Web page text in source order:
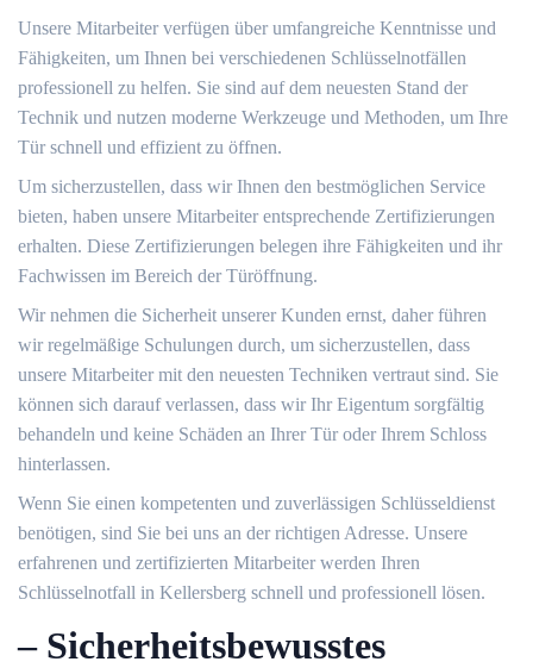
Unsere Mitarbeiter verfügen über umfangreiche Kenntnisse und
Fähigkeiten, um Ihnen bei verschiedenen Schlüsselnotfällen
professionell zu helfen. Sie sind auf dem neuesten Stand der
Technik und nutzen moderne Werkzeuge und Methoden, um Ihre
Tür schnell und effizient zu öffnen.​
Um sicherzustellen, dass wir Ihnen den bestmöglichen Service
bieten, haben unsere Mitarbeiter entsprechende Zertifizierungen
erhalten.​ Diese Zertifizierungen belegen ihre Fähigkeiten und ihr
Fachwissen im Bereich der Türöffnung.​
Wir nehmen die Sicherheit unserer Kunden ernst, daher führen
wir regelmäßige Schulungen durch, um sicherzustellen, dass
unsere Mitarbeiter mit den neuesten Techniken vertraut sind.​ Sie
können sich darauf verlassen, dass wir Ihr Eigentum sorgfältig
behandeln und keine Schäden an Ihrer Tür oder Ihrem Schloss
hinterlassen.​
Wenn Sie einen kompetenten und zuverlässigen Schlüsseldienst
benötigen, sind Sie bei uns an der richtigen Adresse.​ Unsere
erfahrenen und zertifizierten Mitarbeiter werden Ihren
Schlüsselnotfall in Kellersberg schnell und professionell lösen.​
– Sicherheitsbewusstes